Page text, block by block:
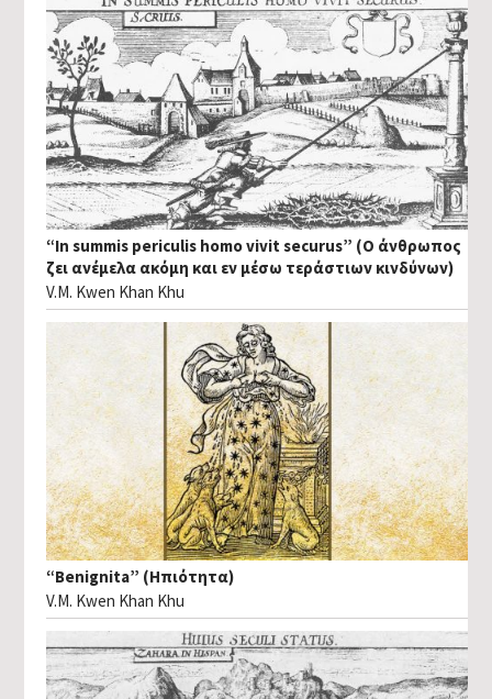
“In summis periculis homo vivit securus” (Ο άνθρωπος
ζει ανέμελα ακόμη και εν μέσω τεράστιων κινδύνων)
V.M. Kwen Khan Khu
“Benignita” (Ηπιότητα)
V.M. Kwen Khan Khu